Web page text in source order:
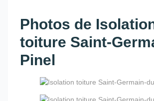
Photos de
toiture Saint-
Pinel